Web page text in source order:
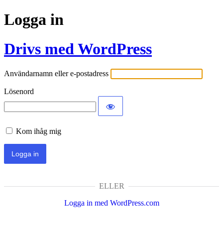
Logga in
Drivs med WordPress
Användarnamn eller e-postadress
Lösenord
Kom ihåg mig
ELLER
Logga in med WordPress.com